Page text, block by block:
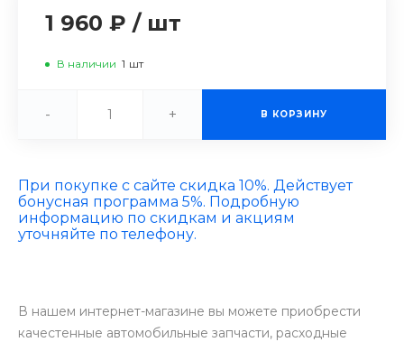
1 960 ₽ / шт
В наличии 1 шт
- + В КОРЗИНУ
При покупке с сайте скидка 10%. Действует
бонусная программа 5%. Подробную
информацию по скидкам и акциям
уточняйте по телефону.
В нашем интернет-магазине вы можете приобрести
качестенные автомобильные запчасти, расходные